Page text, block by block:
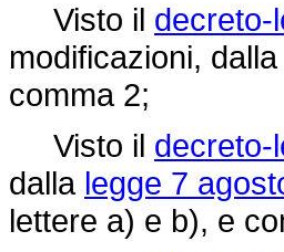
Visto il decreto-
modificazioni, dalla
comma 2;
Visto il decreto-
dalla legge 7
lettere a) e b), e